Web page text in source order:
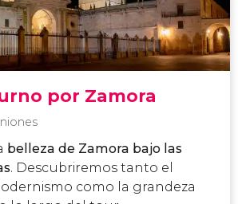
por Zamora
belleza de Zamora bajo las
. Descubriremos tanto el
como la grandeza